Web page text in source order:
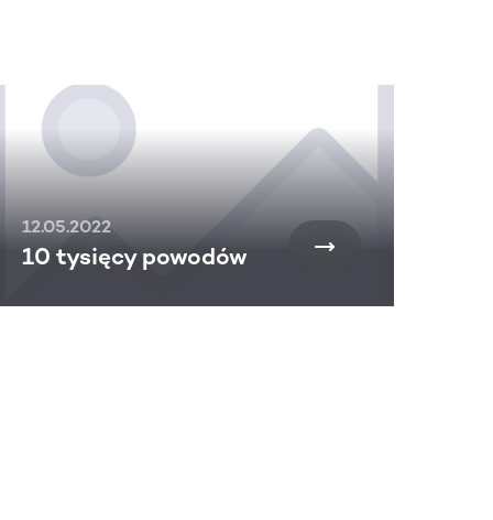
12.05.2022
10 tysięcy powodów